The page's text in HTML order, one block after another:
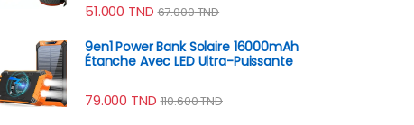
51.000 TND 67.000TND
9en1 Power Bank Solaire 16000mAh
Étanche Avec LED Ultra-Puissante
79.000 TND 110.600TND